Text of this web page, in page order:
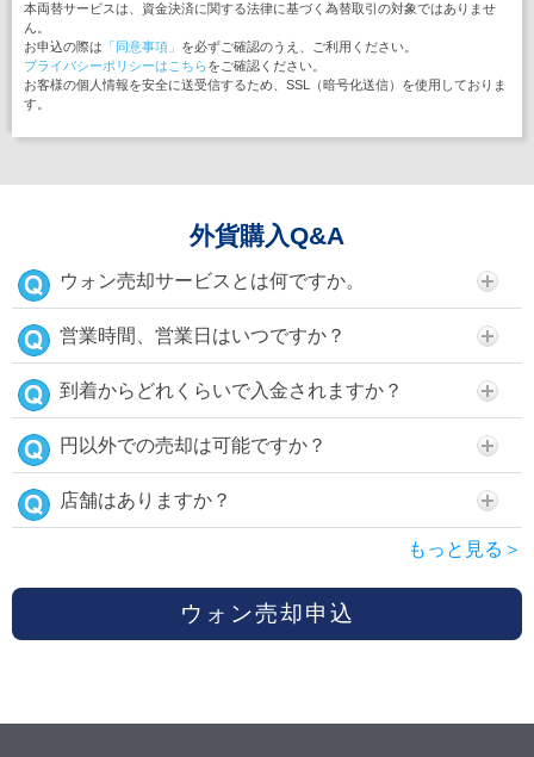
本両替サービスは、資金決済に関する法律に基づく為替取引の対象ではありませ
ん。
お申込の際は 「同意事項」 を必ずご確認のうえ、ご利用ください。
プライバシーポリシーはこちらをご確認ください。
お客様の個人情報を安全に送受信するため、SSL（暗号化送信）を使用しておりま
す。
外貨購入Q&A
ウォン売却サービスとは何ですか。
営業時間、営業日はいつですか？
到着からどれくらいで入金されますか？
円以外での売却は可能ですか？
店舗はありますか？
もっと見る＞
ウォン売却申込